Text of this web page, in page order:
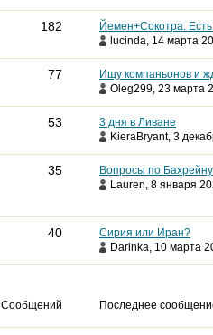
182
Йемен+Сокотра.
lucinda, 14 марта
77
Ищу компаньонов и
Oleg299, 23 марта
53
3 дня в Ливане
KieraBryant, 3
35
Вопросы по Бахрейну
Lauren, 8 января
40
Сирия или Иран?
Darinka, 10 марта
Сообщений Последнее